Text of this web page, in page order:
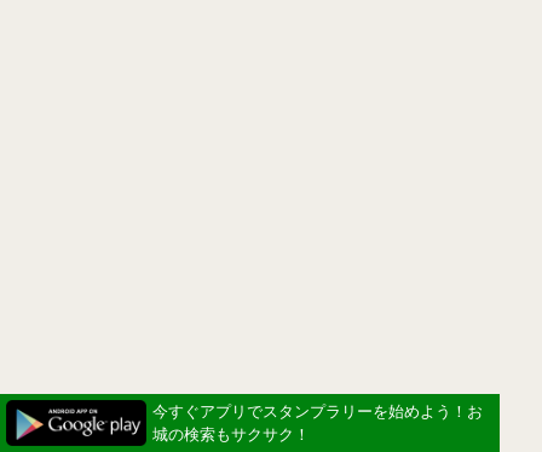
今すぐアプリでスタンプラリーを始めよう！お
城の検索もサクサク！